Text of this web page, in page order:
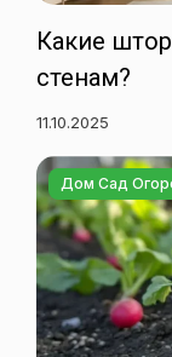
Какие
стенам?
11.10.2025
Дом Сад